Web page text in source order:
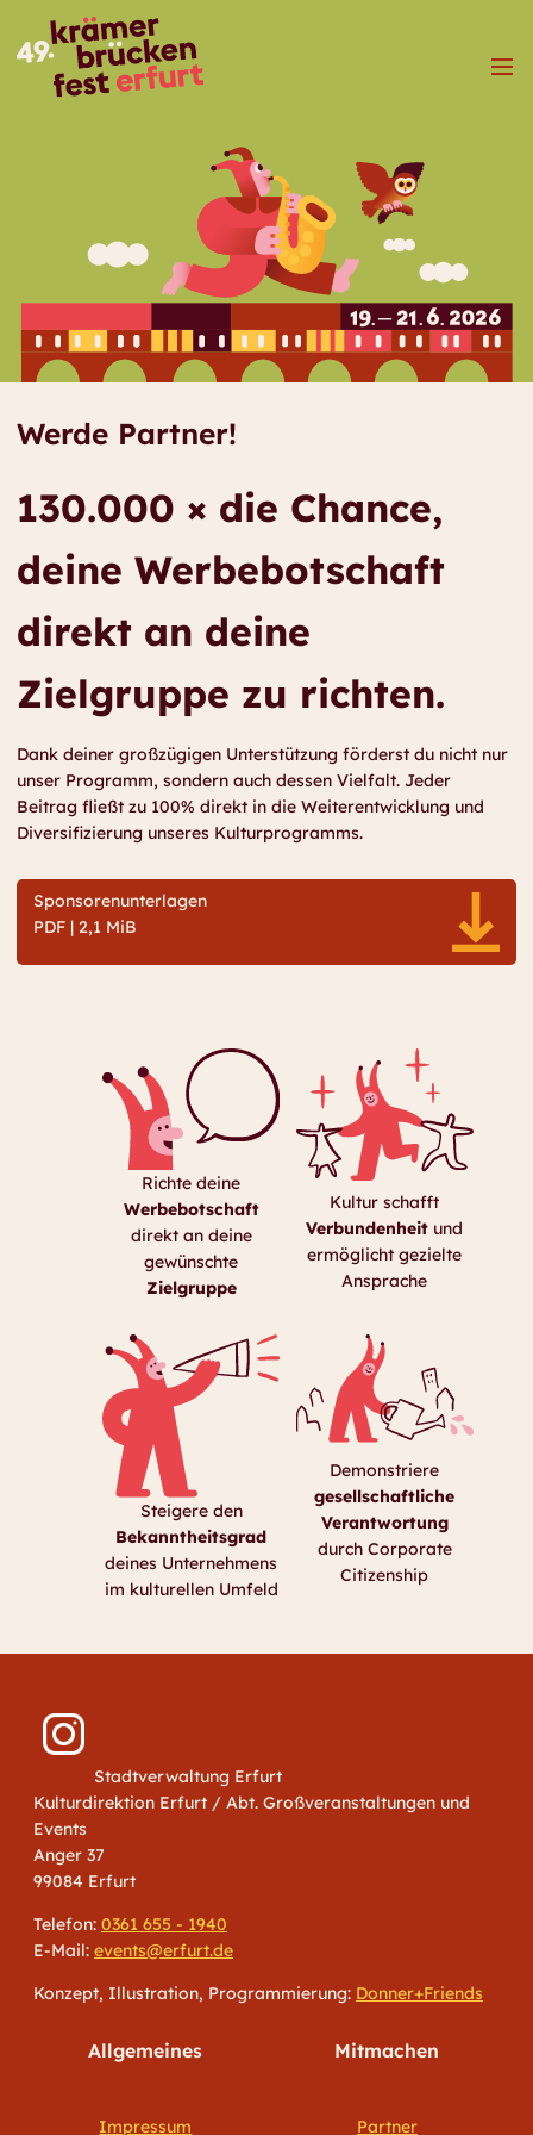
Menü
Werde Partner!
130.000 × die Chance,
deine Werbebotschaft
direkt an deine
Zielgruppe zu richten.
Dank deiner großzügigen Unterstützung förderst du nicht nur
unser Programm, sondern auch dessen Vielfalt. Jeder
Beitrag fließt zu 100% direkt in die Weiterentwicklung und
Diversifizierung unseres Kulturprogramms.
Sponsorenunterlagen
PDF | 2,1 MiB
Richte deine
Werbebotschaft
direkt an deine
gewünschte
Zielgruppe
Kultur schafft
Verbundenheit und
ermöglicht gezielte
Ansprache
Steigere den
Bekanntheitsgrad
deines Unternehmens
im kulturellen Umfeld
Demonstriere
gesellschaftliche
Verant­wortung
durch Corporate
Citizenship
Stadtverwaltung Erfurt
Kulturdirektion Erfurt / Abt. Großveranstaltungen und
Events
Anger 37
99084 Erfurt
Telefon: 0361 655 - 1940
E-Mail: events@erfurt.de
Konzept, Illustration, Programmierung: Donner+Friends
Allgemeines
Impressum
Mitmachen
Partner